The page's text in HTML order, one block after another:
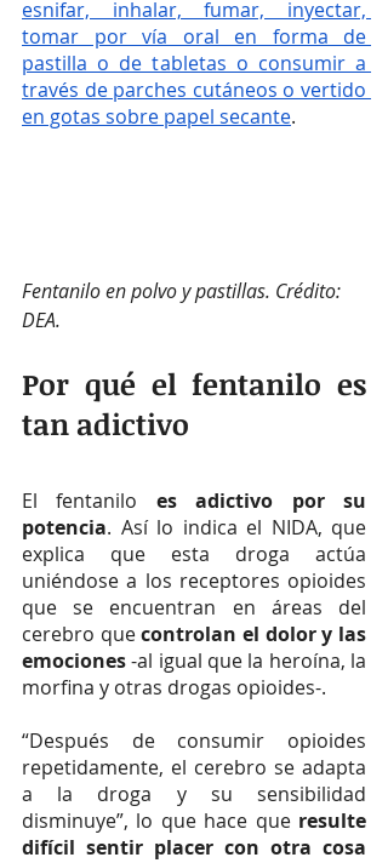
esnifar, inhalar, fumar, inyectar,
tomar por vía oral en forma de
pastilla o de tabletas o consumir a
través de parches cutáneos o vertido
en gotas sobre papel secante.
Fentanilo en polvo y pastillas. Crédito:
DEA.
Por qué el fentanilo es
tan adictivo
El fentanilo es adictivo por su
potencia. Así lo indica el NIDA, que
explica que esta droga actúa
uniéndose a los receptores opioides
que se encuentran en áreas del
cerebro que controlan el dolor y las
emociones -al igual que la heroína, la
morfina y otras drogas opioides-.
“Después de consumir opioides
repetidamente, el cerebro se adapta
a la droga y su sensibilidad
disminuye”, lo que hace que resulte
difícil sentir placer con otra cosa